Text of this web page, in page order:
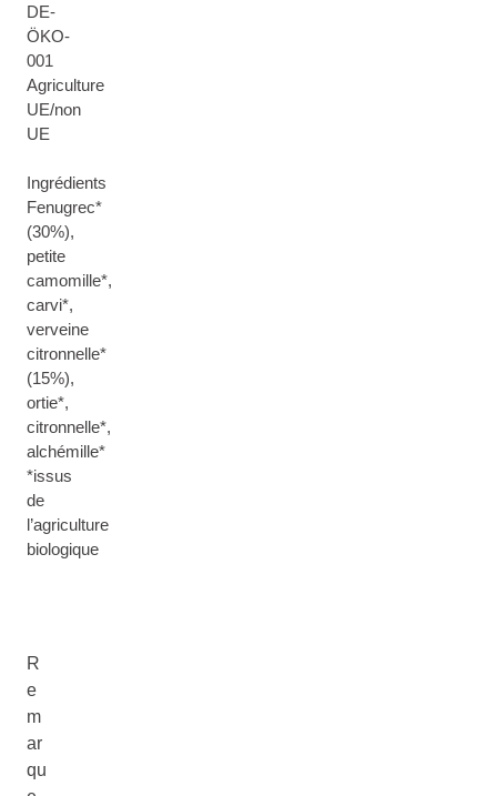
DE-
ÖKO-
001
Agriculture
UE/non
UE
Ingrédients
Fenugrec*
(30%),
petite
camomille*,
carvi*,
verveine
citronnelle*
(15%),
ortie*,
citronnelle*,
alchémille*
*issus
de
l’agriculture
biologique
R
e
m
ar
qu